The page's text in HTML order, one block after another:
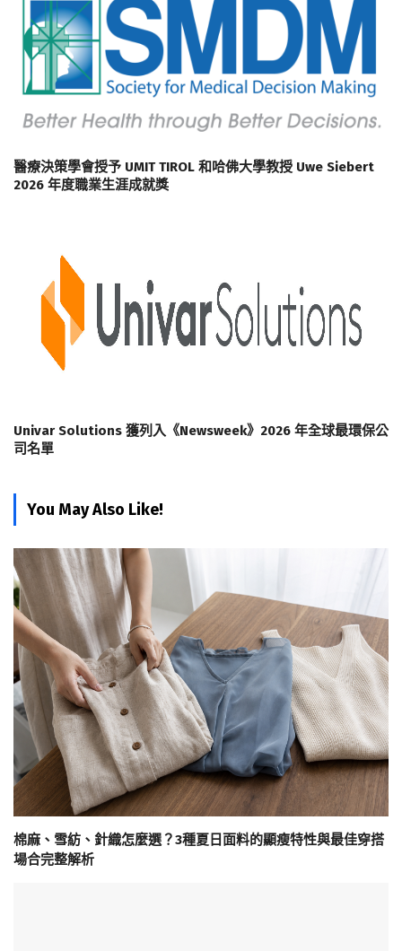
醫療決策學會授予 UMIT TIROL 和哈佛大學教授 Uwe Siebert
2026 年度職業生涯成就獎
Univar Solutions 獲列入《Newsweek》2026 年全球最環保公
司名單
You May Also Like!
棉麻、雪紡、針織怎麼選？3種夏日面料的顯瘦特性與最佳穿搭
場合完整解析